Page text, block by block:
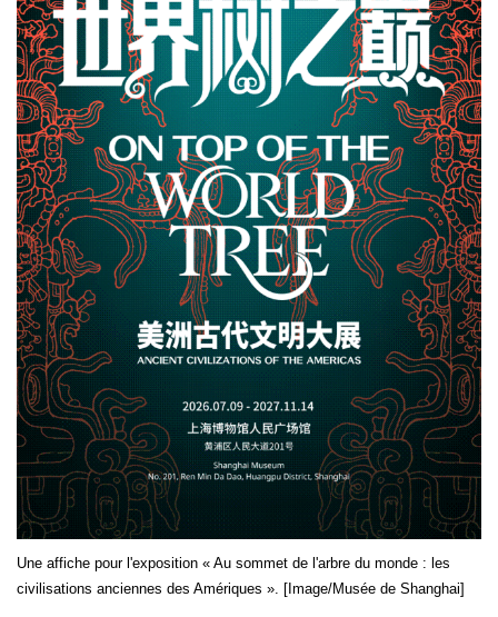
Une affiche pour l'exposition « Au sommet de l'arbre du monde : les
civilisations anciennes des Amériques ». [Image/Musée de Shanghai]